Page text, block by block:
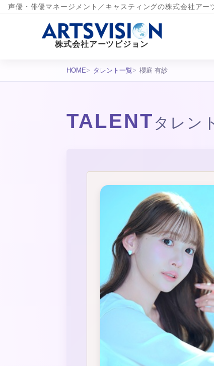
声優・俳優マネージメント／キャスティングの株式会社アー
株式会社アーツビジョン
HOME タレント一覧 櫻庭 有紗
TALENT タレン